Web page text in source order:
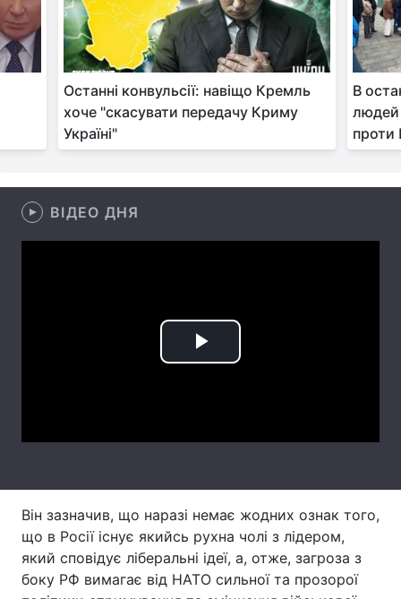
Контакти
Послуги
Останні конвульсії: навіщо Кремль
хоче "скасувати передачу Криму
Україні"
В
людей
проти
ВІДЕО ДНЯ
Play
Він зазначив, що наразі немає жодних ознак того,
що в Росії існує якийсь рухна чолі з лідером,
який сповідує ліберальні ідеї, а, отже, загроза з
боку РФ вимагає від НАТО сильної та прозорої